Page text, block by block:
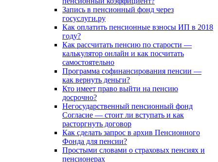
Запись в пенсионный фонд через
госуслуги.ру
Как оплатить пенсионные взносы ИП в 2018
году?
Как рассчитать пенсию по старости —
калькулятор онлайн и как посчитать
самостоятельно
Программа софинансирования пенсии —
как вернуть деньги?
Кто имеет право выйти на пенсию
досрочно?
Негосударственный пенсионный фонд
Согласие — стоит ли вступать и как
расторгнуть договор
Как сделать запрос в архив Пенсионного
Фонда для пенсии?
Простыми словами о страховых пенсиях и
пенсионерах